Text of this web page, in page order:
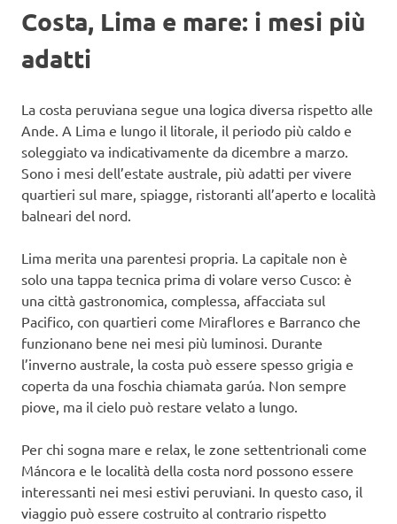
Costa, Lima e mare: i mesi più
adatti
La costa peruviana segue una logica diversa rispetto alle
Ande. A Lima e lungo il litorale, il periodo più caldo e
soleggiato va indicativamente da dicembre a marzo.
Sono i mesi dell’estate australe, più adatti per vivere
quartieri sul mare, spiagge, ristoranti all’aperto e località
balneari del nord.
Lima merita una parentesi propria. La capitale non è
solo una tappa tecnica prima di volare verso Cusco: è
una città gastronomica, complessa, affacciata sul
Pacifico, con quartieri come Miraflores e Barranco che
funzionano bene nei mesi più luminosi. Durante
l’inverno australe, la costa può essere spesso grigia e
coperta da una foschia chiamata garúa. Non sempre
piove, ma il cielo può restare velato a lungo.
Per chi sogna mare e relax, le zone settentrionali come
Máncora e le località della costa nord possono essere
interessanti nei mesi estivi peruviani. In questo caso, il
viaggio può essere costruito al contrario rispetto